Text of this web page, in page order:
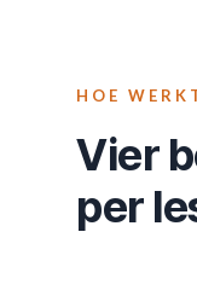
HOE
Vier
per